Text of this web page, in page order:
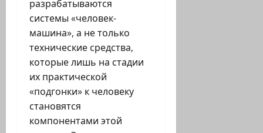
разрабатываются
системы «человек-
машина», а не только
технические средства,
которые лишь на стадии
их практической
«подгонки» к человеку
становятся
компонентами этой